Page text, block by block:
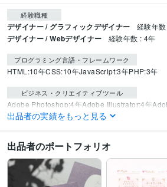
経験職種
デザイナー / グラフィックデザイナー 経験年
デザイナー / Webデザイナー 経験年数 : 4年
プログラミング言語・フレームワーク
HTML:10年CSS:10年JavaScript:3年PHP:3年
ビジネス・クリエイティブツール
Adobe Photoshop:4年Adobe Illustrator:4年
Figma:4年WordPress:4年STUDIO:4年
得意分野
Web制作・HP作成・EC構築 【HP制作】 【
t.link(リットリンク)】
【LINEリッチメニュー】
【ココナラ出品用画像】 【YouTubeサム
出品者の実績をもっと見る
出品者のポートフォリオ